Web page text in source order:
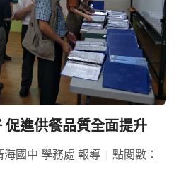
促進供餐品質全面提升
海國中 學務處 報導
點閱數：